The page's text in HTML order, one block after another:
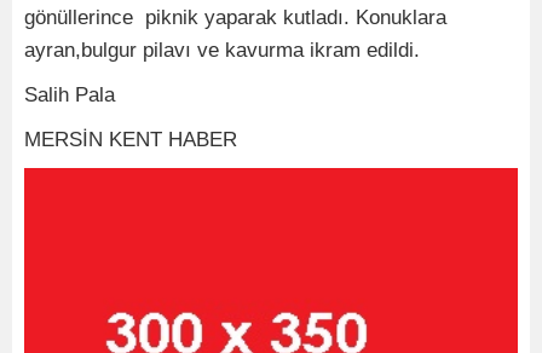
gönüllerince piknik yaparak kutladı. Konuklara
ayran,bulgur pilavı ve kavurma ikram edildi.
Salih Pala
MERSİN KENT HABER